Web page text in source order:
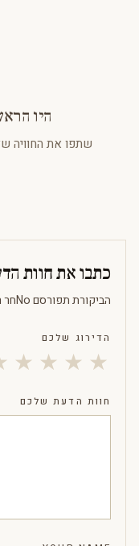
היו
שתפו את החוויה
כתבו את חוות
הביקורת תפורסם Noחר Confirmation.
הדירוג שלכם
★ ★ ★ ★
חוות הדעת שלכם